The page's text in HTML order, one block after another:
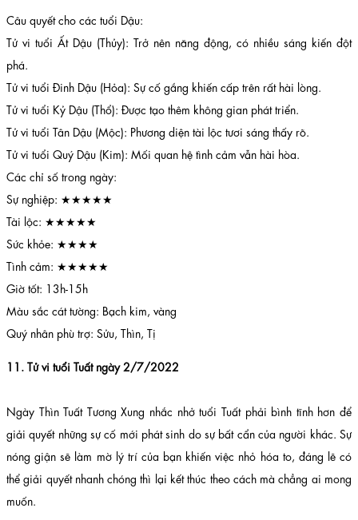
Câu quyết cho các tuổi Dậu:
Tử vi tuổi Ất Dậu (Thủy): Trở nên năng động, có nhiều sáng kiến đột
phá.
Tử vi tuổi Đinh Dậu (Hỏa): Sự cố gắng khiến cấp trên rất hài lòng.
Tử vi tuổi Kỷ Dậu (Thổ): Được tạo thêm không gian phát triển.
Tử vi tuổi Tân Dậu (Mộc): Phương diện tài lộc tươi sáng thấy rõ.
Tử vi tuổi Quý Dậu (Kim): Mối quan hệ tình cảm vẫn hài hòa.
Các chỉ số trong ngày:
Sự nghiệp: ★★★★★
Tài lộc: ★★★★★
Sức khỏe: ★★★★
Tình cảm: ★★★★★
Giờ tốt: 13h-15h
Màu sắc cát tường: Bạch kim, vàng
Quý nhân phù trợ: Sửu, Thìn, Tị
11. Tử vi tuổi Tuất ngày 2/7/2022
Ngày Thìn Tuất Tương Xung nhắc nhở tuổi Tuất phải bình tĩnh hơn để
giải quyết những sự cố mới phát sinh do sự bất cẩn của người khác. Sự
nóng giận sẽ làm mờ lý trí của bạn khiến việc nhỏ hóa to, đáng lẽ có
thể giải quyết nhanh chóng thì lại kết thúc theo cách mà chẳng ai mong
muốn.